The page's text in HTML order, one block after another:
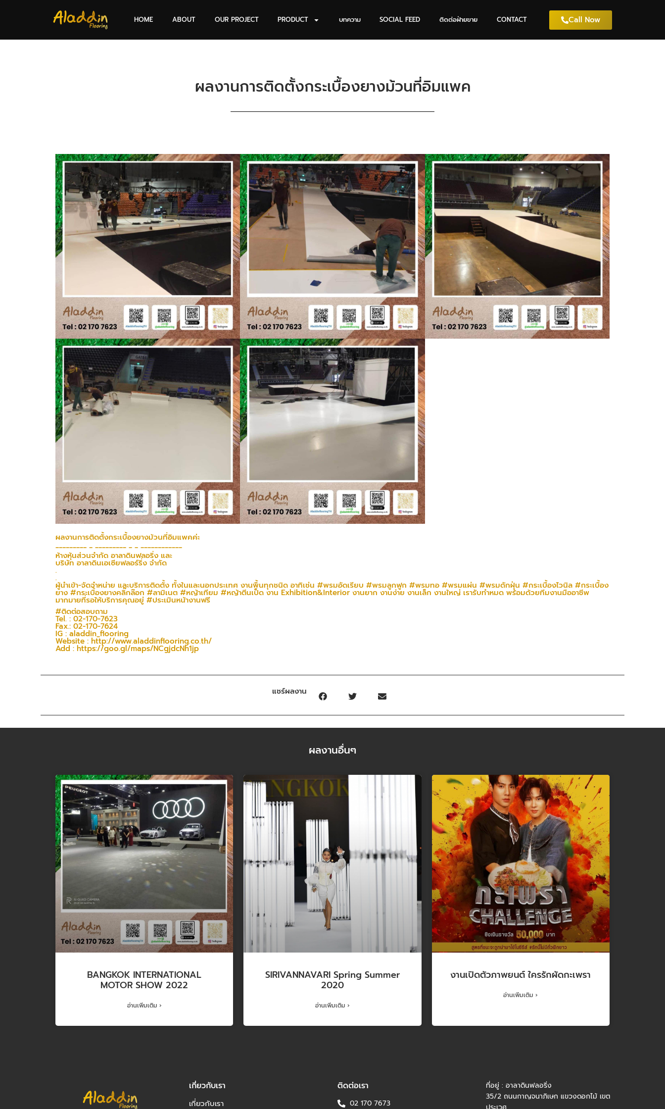
HOME ABOUT OUR PROJECT PRODUCT บทความ SOCIAL FEED ติดต่อฝ่ายขาย CONTACT Call Now
ผลงานการติดตั้งกระเบื้องยางม้วนที่อิมแพค
ผลงานการติดตั้งกระเบื้องยางม้วนที่อิมแพคค่ะ
_________ _ _________ _ _ ____________
ห้างหุ้นส่วนจำกัด อาลาดินฟลอริ่ง และ
บริษัท อาลาดินเอเซียฟลอร์ริ่ง จำกัด
.
.
ผู้นำเข้า-จัดจำหน่าย และบริการติดตั้ง ทั้งในและนอกประเทศ งานพื้นทุกชนิด อาทิเช่น #พรมอัดเรียบ #พรมลูกฟูก #พรมทอ #พรมแผ่น #พรมดักฝุ่น #กระเบื้องไวนิล #กระเบื้อง
ยาง #กระเบื้องยางคลิ๊กล๊อก #ลามิเนต #หญ้าเทียม #หญ้าตีนเป็ด งาน Exhibition&Interior งานยาก งานง่าย งานเล็ก งานใหญ่ เรารับทำหมด พร้อมด้วยทีมงานมืออาชีพ
มากมายที่รอให้บริการคุณอยู่ #ประเมินหน้างานฟรี
#ติดต่อสอบถาม
Tel. : 02-170-7623
Fax.: 02-170-7624
IG : aladdin_flooring
Website : http://www.aladdinflooring.co.th/
Add : https://goo.gl/maps/NCgjdcNh1jp
แชร์ผลงาน
ผลงานอื่นๆ
BANGKOK INTERNATIONAL
MOTOR SHOW 2022
อ่านเพิ่มเติม ›
SIRIVANNAVARI Spring Summer
2020
อ่านเพิ่มเติม ›
งานเปิดตัวภาพยนต์ ใครรักผัดกะเพรา
อ่านเพิ่มเติม ›
เกี่ยวกับเรา
เกี่ยวกับเรา
ติดต่อเรา
02 170 7673
ที่อยู่ : อาลาดินฟลอริ่ง
35/2 ถนนกาญจนาภิเษก แขวงดอกไม้ เขต